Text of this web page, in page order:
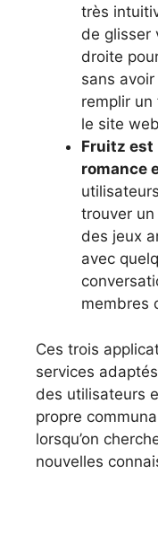
très
de glisser
droite
sans
remplir un
le site
Fruitz est
romance
trouver
des jeux
avec
membres
Ces trois
services
des utilisateurs
propre
lorsqu’on
nouvelles